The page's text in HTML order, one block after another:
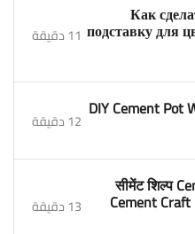
8. Как
подставку для 11 دقيقة
9. DIY Cement 12 دقيقة
10. 11 सीमेंट
Cement Craft 13 دقيقة